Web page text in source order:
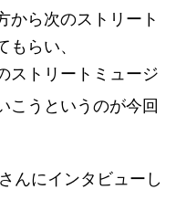
から次のストリート
らい、
ストリートミュージ
こうというのが今回
さんにインタビューし